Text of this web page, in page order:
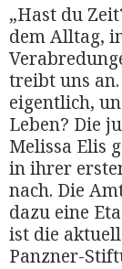
„Hast du
dem Alltag,
treibt uns
eigentlich,
Leben? Die
Melissa Elis
in ihrer
nach. Die
dazu eine
ist die
Panzner-